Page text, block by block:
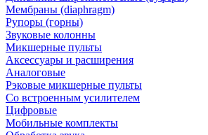
Мембраны (diaphragm)
Рупоры (горны)
Звуковые колонны
Микшерные пульты
Аксессуары и расширения
Аналоговые
Рэковые микшерные пульты
Со встроенным усилителем
Цифровые
Мобильные комплекты